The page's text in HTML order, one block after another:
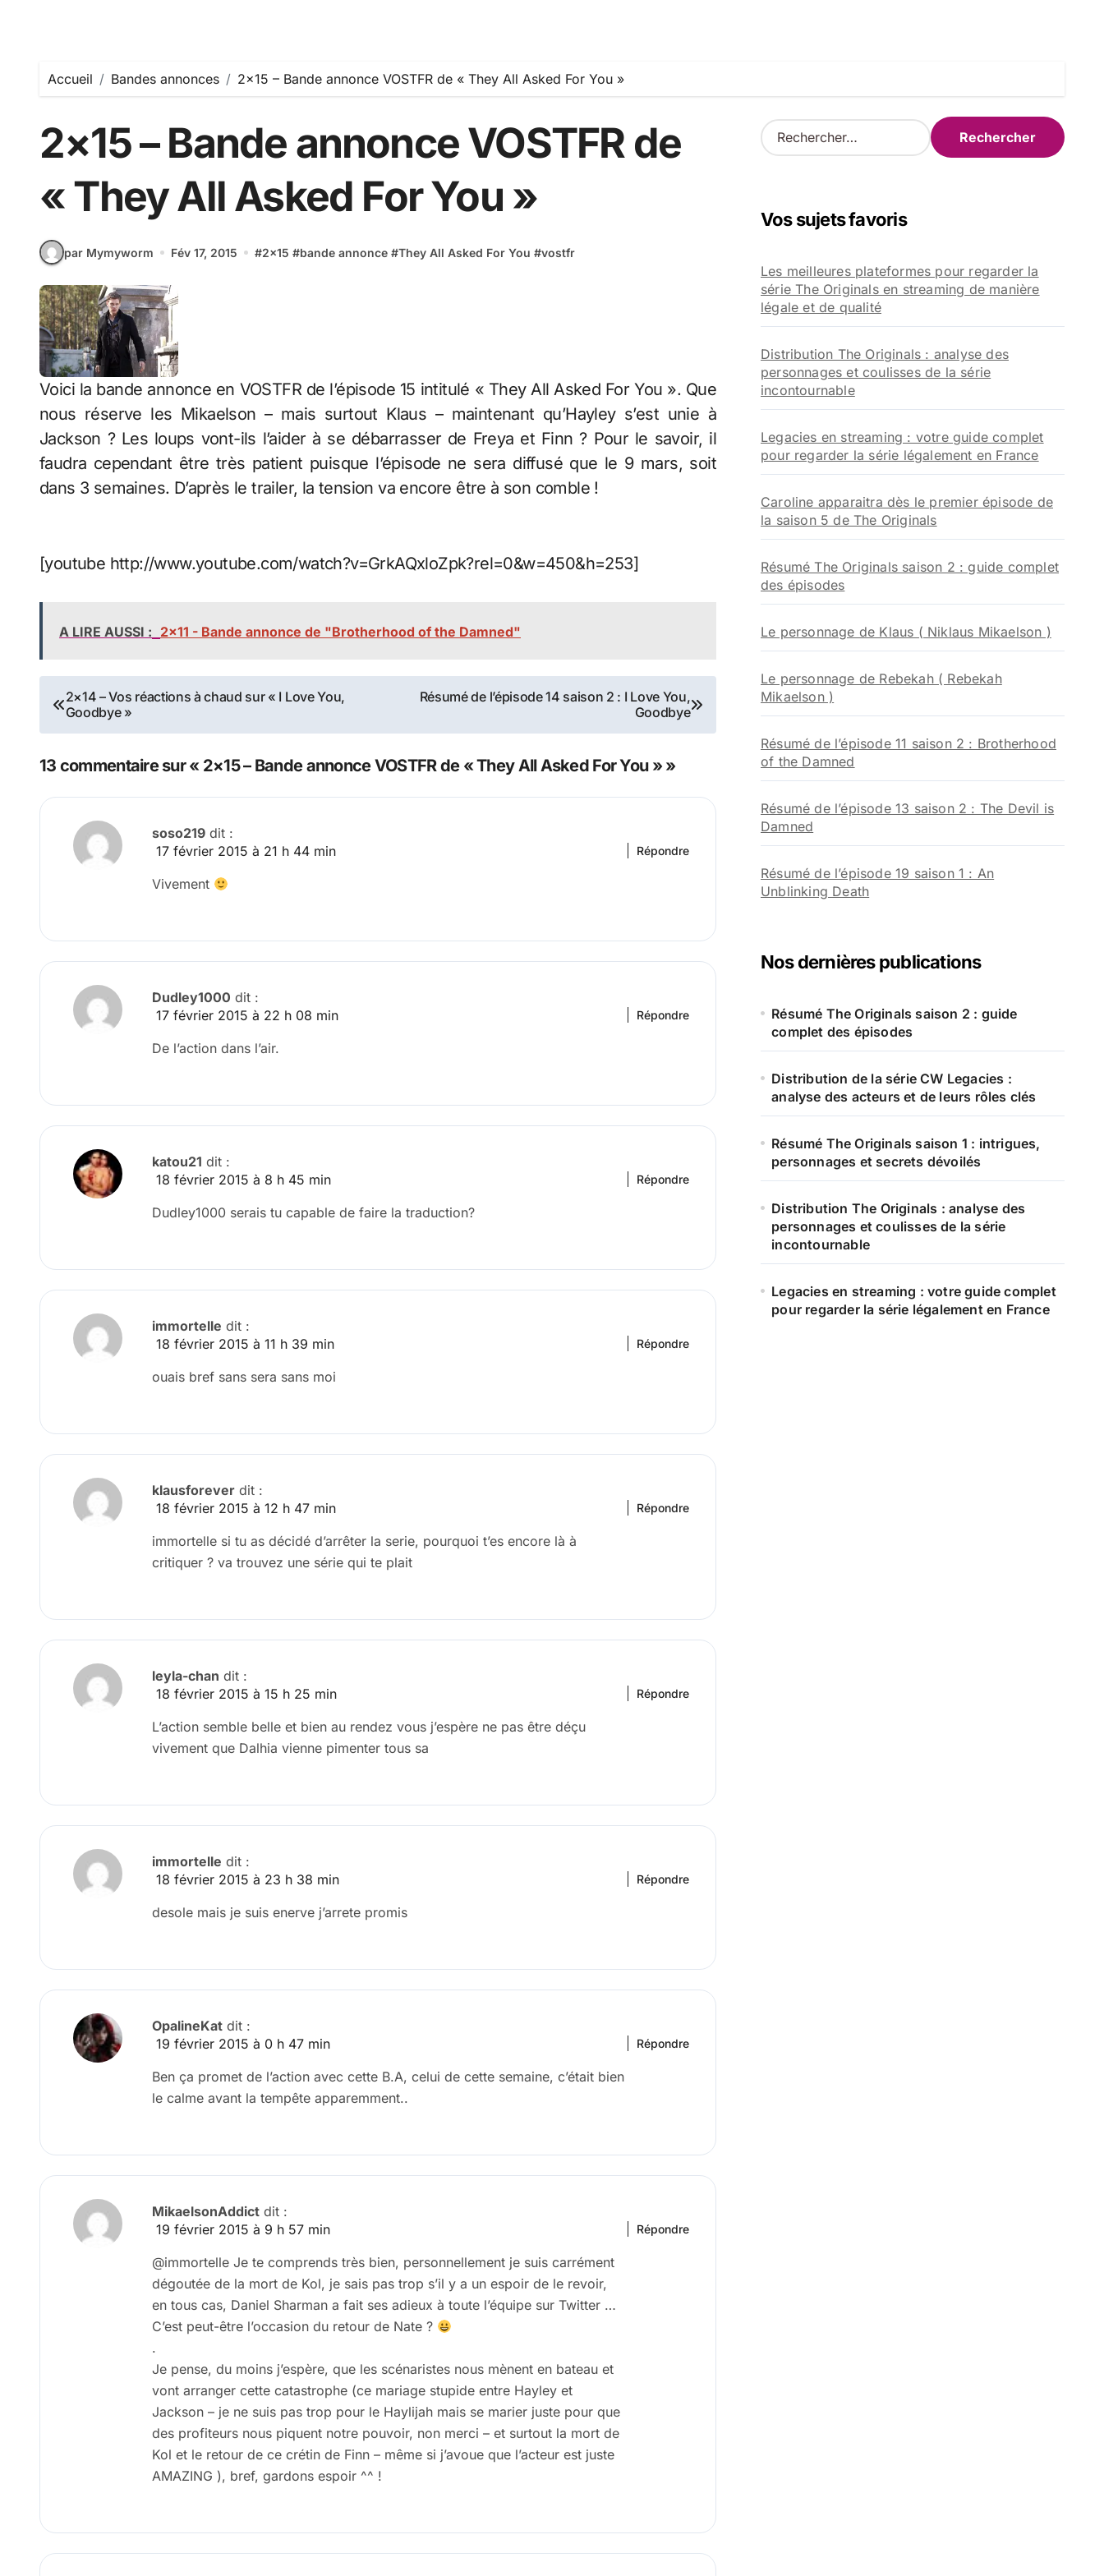
Accueil Bandes annonces 2×15 – Bande annonce VOSTFR de « They All Asked For You »
2×15 – Bande annonce VOSTFR de
« They All Asked For You »
par Mymyworm Fév 17, 2015 #2x15 #bande annonce #They All Asked For You #vostfr
Voici la bande annonce en VOSTFR de l’épisode 15 intitulé « They All Asked For You ». Que
nous réserve les Mikaelson – mais surtout Klaus – maintenant qu’Hayley s’est unie à
Jackson ? Les loups vont-ils l’aider à se débarrasser de Freya et Finn ? Pour le savoir, il
faudra cependant être très patient puisque l’épisode ne sera diffusé que le 9 mars, soit
dans 3 semaines. D’après le trailer, la tension va encore être à son comble !
[youtube http://www.youtube.com/watch?v=GrkAQxloZpk?rel=0&w=450&h=253]
A LIRE AUSSI : 2x11 - Bande annonce de "Brotherhood of the Damned"
Navigation
de
l’article
2×14 – Vos réactions à chaud sur « I Love You,
Goodbye »
Résumé de l’épisode 14 saison 2 : I Love You,
Goodbye
13 commentaire sur « 2×15 – Bande annonce VOSTFR de « They All Asked For You » »
soso219 dit :
17 février 2015 à 21 h 44 min
Vivement
Répondre
Dudley1000 dit :
17 février 2015 à 22 h 08 min
De l’action dans l’air.
Répondre
katou21 dit :
18 février 2015 à 8 h 45 min
Dudley1000 serais tu capable de faire la traduction?
Répondre
immortelle dit :
18 février 2015 à 11 h 39 min
ouais bref sans sera sans moi
Répondre
klausforever dit :
18 février 2015 à 12 h 47 min
immortelle si tu as décidé d’arrêter la serie, pourquoi t’es encore là à
critiquer ? va trouvez une série qui te plait
Répondre
leyla-chan dit :
18 février 2015 à 15 h 25 min
L’action semble belle et bien au rendez vous j’espère ne pas être déçu
vivement que Dalhia vienne pimenter tous sa
Répondre
immortelle dit :
18 février 2015 à 23 h 38 min
desole mais je suis enerve j’arrete promis
Répondre
OpalineKat dit :
19 février 2015 à 0 h 47 min
Ben ça promet de l’action avec cette B.A, celui de cette semaine, c’était bien
le calme avant la tempête apparemment..
Répondre
MikaelsonAddict dit :
19 février 2015 à 9 h 57 min
@immortelle Je te comprends très bien, personnellement je suis carrément
dégoutée de la mort de Kol, je sais pas trop s’il y a un espoir de le revoir,
en tous cas, Daniel Sharman a fait ses adieux à toute l’équipe sur Twitter …
C’est peut-être l’occasion du retour de Nate ?
.
Je pense, du moins j’espère, que les scénaristes nous mènent en bateau et
vont arranger cette catastrophe (ce mariage stupide entre Hayley et
Jackson – je ne suis pas trop pour le Haylijah mais se marier juste pour que
des profiteurs nous piquent notre pouvoir, non merci – et surtout la mort de
Kol et le retour de ce crétin de Finn – même si j’avoue que l’acteur est juste
AMAZING ), bref, gardons espoir ^^ !
Répondre
R
e
r
e
r
:
Vos sujets favoris
Les meilleures plateformes pour regarder la
série The Originals en streaming de manière
légale et de qualité
Distribution The Originals : analyse des
personnages et coulisses de la série
incontournable
Legacies en streaming : votre guide complet
pour regarder la série légalement en France
Caroline apparaitra dès le premier épisode de
la saison 5 de The Originals
Résumé The Originals saison 2 : guide complet
des épisodes
Le personnage de Klaus ( Niklaus Mikaelson )
Le personnage de Rebekah ( Rebekah
Mikaelson )
Résumé de l’épisode 11 saison 2 : Brotherhood
of the Damned
Résumé de l’épisode 13 saison 2 : The Devil is
Damned
Résumé de l’épisode 19 saison 1 : An
Unblinking Death
Nos dernières publications
Résumé The Originals saison 2 : guide
complet des épisodes
Distribution de la série CW Legacies :
analyse des acteurs et de leurs rôles clés
Résumé The Originals saison 1 : intrigues,
personnages et secrets dévoilés
Distribution The Originals : analyse des
personnages et coulisses de la série
incontournable
Legacies en streaming : votre guide complet
pour regarder la série légalement en France